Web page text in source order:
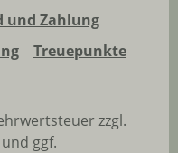
und Zahlung
Treuepunkte
zzgl.
und ggf.